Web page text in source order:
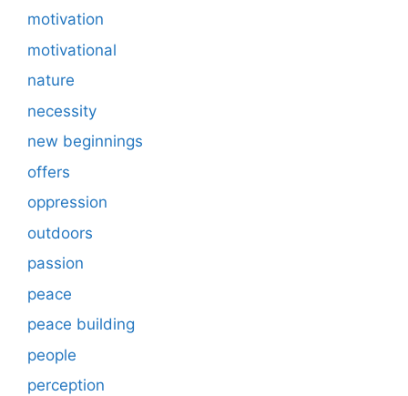
motivation
motivational
nature
necessity
new beginnings
offers
oppression
outdoors
passion
peace
peace building
people
perception